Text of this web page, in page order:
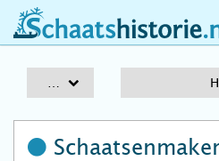
schaatshistorie.nl